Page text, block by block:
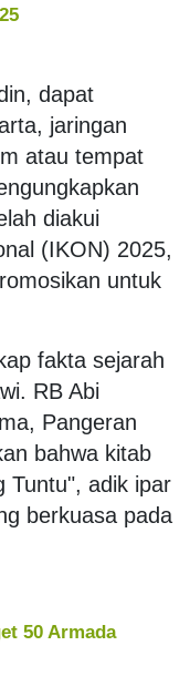
dapat
jaringan
atau tempat
diakui
(IKON) 2025,
untuk
fakta sejarah
RB Abi
Pangeran
bahwa kitab
Tuntu", adik ipar
berkuasa pada
50 Armada